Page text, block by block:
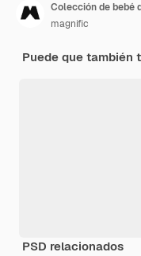
Colección de bebé
magnific
Puede que también
PSD relacionados